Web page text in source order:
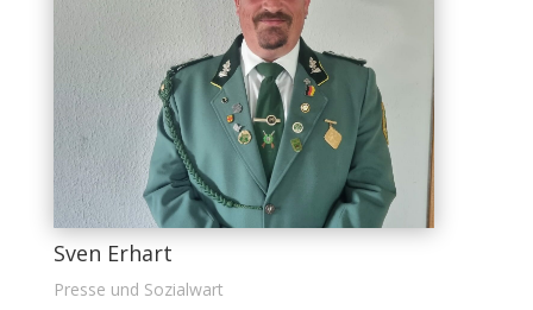
Sven Erhart
Presse und Sozialwart